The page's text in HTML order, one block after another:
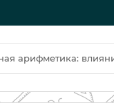
арифметика: